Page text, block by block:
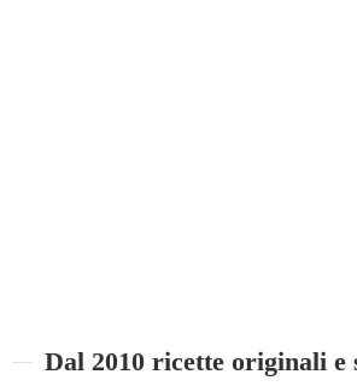
Dal 2010 ricette originali e